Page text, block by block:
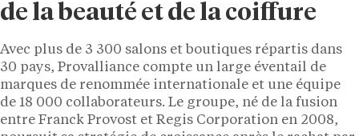
de la beauté et de la coiffure
Avec plus de 3 300 salons et boutiques répartis dans
30 pays, Provalliance compte un large éventail de
marques de renommée internationale et une équipe
de 18 000 collaborateurs. Le groupe, né de la fusion
entre Franck Provost et Regis Corporation en 2008,